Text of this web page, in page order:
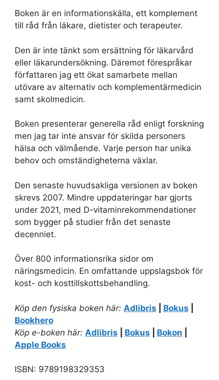
Boken är en informationskälla, ett komplement
till råd från läkare, dietister och terapeuter.
Den är inte tänkt som ersättning för läkarvård
eller läkarundersökning. Däremot förespråkar
författaren jag ett ökat samarbete mellan
utövare av alternativ och komplementärmedicin
samt skolmedicin.
Boken presenterar generella råd enligt forskning
men jag tar inte ansvar för skilda personers
hälsa och välmående. Varje person har unika
behov och omständigheterna växlar.
Den senaste huvudsakliga versionen av boken
skrevs 2007. Mindre uppdateringar har gjorts
under 2021, med D-vitaminrekommendationer
som bygger på studier från det senaste
decenniet.
Över 800 informationsrika sidor om
näringsmedicin. En omfattande uppslagsbok för
kost- och kosttillskottsbehandling.
Köp den fysiska boken här: Adlibris Bokus
Bookhero
Köp e-boken här: Adlibris Bokus Bokon
Apple Books
ISBN: 9789198329353